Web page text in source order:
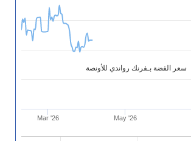
سعر الفضة بـفرنك رواندي للأونصة
Mar '26 May '26